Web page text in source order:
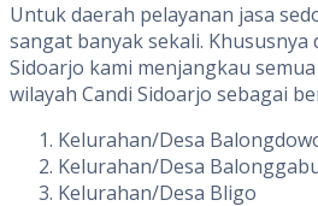
Untuk daerah pelayanan jasa
sangat banyak sekali. Khususnya
Sidoarjo kami menjangkau
wilayah Candi Sidoarjo sebagai
Kelurahan/Desa
Kelurahan/Desa
Kelurahan/Desa Bligo